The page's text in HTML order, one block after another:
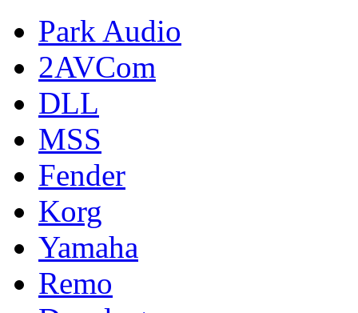
Park Audio
2AVCom
DLL
MSS
Fender
Korg
Yamaha
Remo